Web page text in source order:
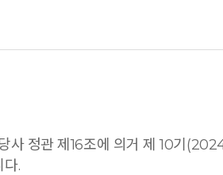
사 정관 제16조에 의거 제 10기
다.